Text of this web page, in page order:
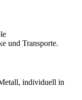
und Transporte.
individuell in